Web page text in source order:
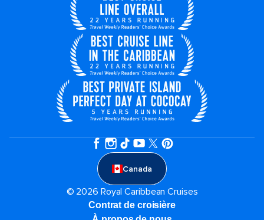
Canada
© 2026 Royal Caribbean Cruises
Contrat de croisière